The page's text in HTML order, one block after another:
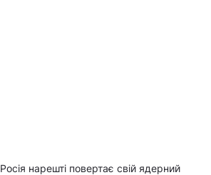
Росія нарешті повертає свій ядерний